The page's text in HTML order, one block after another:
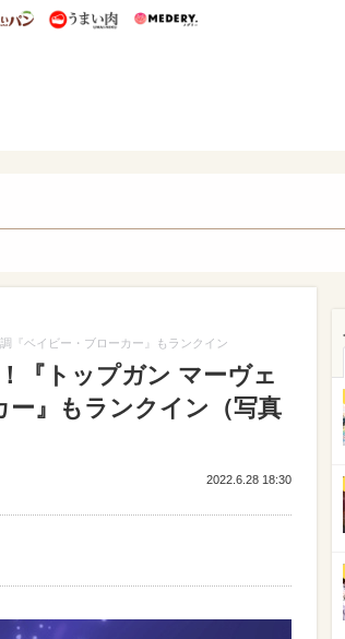
集
めし うまいパン うまい肉
『ベイビー・ブローカー』もランクイン
『トップガン マーヴェ
ー』もランクイン（写真
2022.6.28 18:30